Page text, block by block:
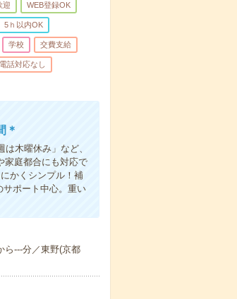
迎 WEB登録OK
5ｈ以内OK
学校 交費支給
電話対応なし
＊
木曜休み」など、
家庭都合にも対応で
かくシンプル！補
ポート中心。重い
ら---分／東野(京都